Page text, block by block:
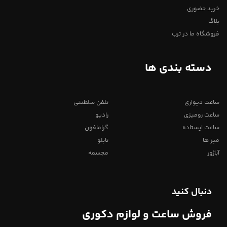
خرید حضوری
بلاگ
فروشگاه ما در ترب
دسته بندی ها
ساعت دیواری
ساعت رومیزی
ساعت ایستاده
میز ها
آباژور
تلفن سلطنتی
رادیو
گرامافون
تابلو
مجسمه
دنبال کنید
فروش ساعت و لوازم دکوری